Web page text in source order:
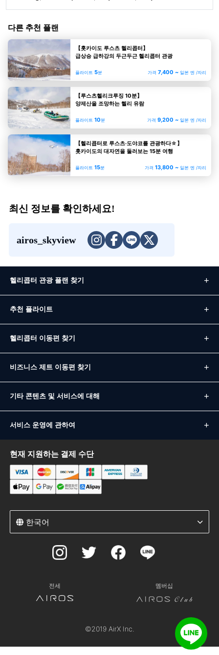
다른 추천 플랜
【홋카이도 루스츠 헬리콥터】
급상승 급하강의 두근두근 헬리콥터 관광
플라이트 5분 가격 7,400 ~ 일본 엔 /자리
【루스츠헬리크루징 10분】
양제산을 조망하는 헬리 유람
플라이트 10분 가격 9,200 ~ 일본 엔 /자리
【헬리콥터로 루스츠·도야코를 관광하다☆】
홋카이도의 대자연을 둘러보는 15분 여행
플라이트 15분 가격 13,800 ~ 일본 엔 /자리
최신 정보를 확인하세요!
airos_skyview
헬리콥터 관광 플랜 찾기
추천 플라이트
헬리콥터 이동편 찾기
비즈니스 제트 이동편 찾기
기타 콘텐츠 및 서비스에 대해
서비스 운영에 관하여
현재 지원하는 결제 수단
한국어
전세 멤버십
©2019 AirX Inc.